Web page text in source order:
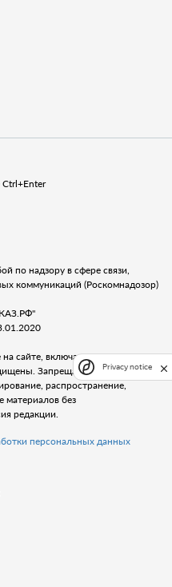
по надзору в сфере связи,
коммуникаций (Роскомнадозор)
сайте, включая тексты, видео,
Запрещается любое
распространение,
материалов без
редакции.
персональных данных
Privacy notice